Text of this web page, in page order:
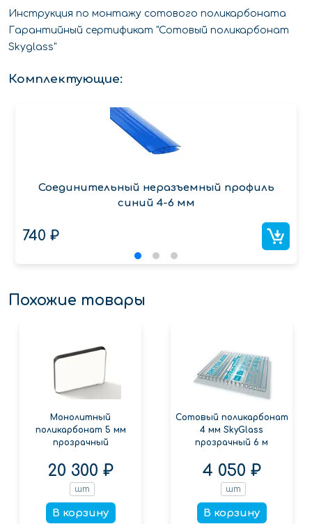
Инструкция по монтажу сотового поликарбоната
Гарантийный сертификат "Сотовый поликарбонат
Skyglass"
Комплектующие:
Соединительный неразъемный профиль
синий 4-6 мм
740 ₽
Похожие товары
Монолитный
поликарбонат 5 мм
прозрачный
20 300 ₽
шт
В корзину
Сотовый поликарбонат
4 мм SkyGlass
прозрачный 6 м
4 050 ₽
шт
В корзину